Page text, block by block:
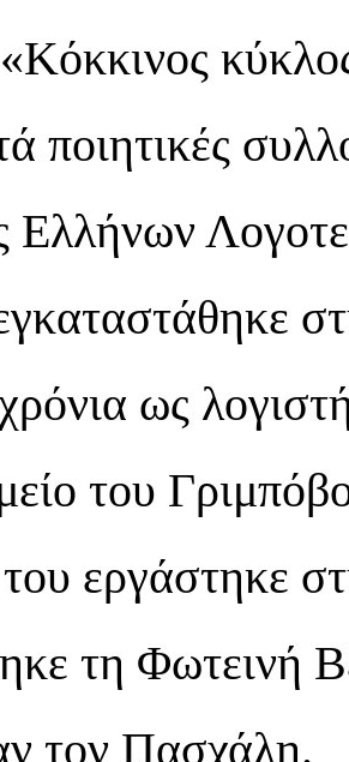
ποιητικές
Ελλήνων
ως
του
εργάστηκε
τη Φωτεινή
τον Πασχάλη.